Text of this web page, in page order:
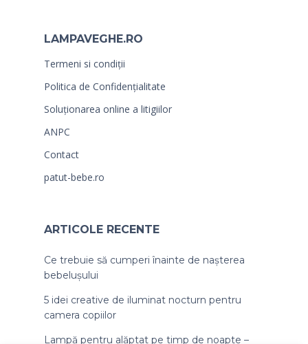
LAMPAVEGHE.RO
Termeni si condiții
Politica de Confidențialitate
Soluționarea online a litigiilor
ANPC
Contact
patut-bebe.ro
ARTICOLE RECENTE
Ce trebuie să cumperi înainte de nașterea
bebelușului
5 idei creative de iluminat nocturn pentru
camera copiilor
Lampă pentru alăptat pe timp de noapte –